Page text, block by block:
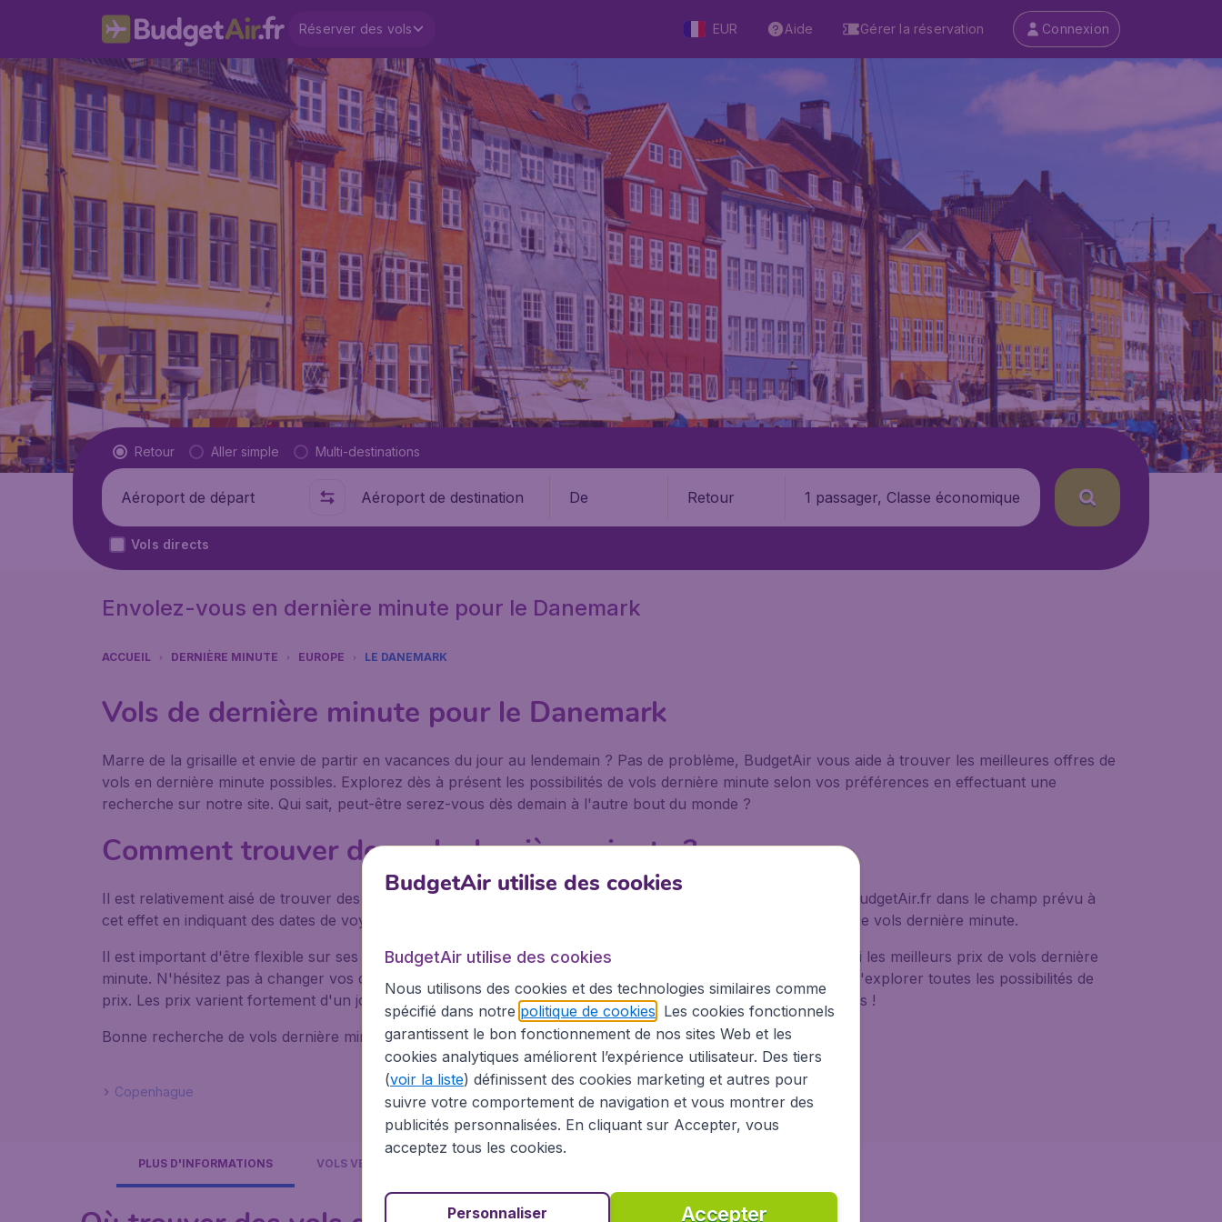
Réserver des vols EUR Aide Gérer la réservation Connexion
Type de vol
Retour Aller simple Multi-destinations
Départ de Où De Retour 1 passager, Classe économique
Vols directs
Envolez-vous en dernière minute pour le Danemark
ACCUEIL DERNIÈRE MINUTE EUROPE LE DANEMARK
Vols de dernière minute pour le Danemark
Marre de la grisaille et envie de partir en vacances du jour au lendemain ? Pas de problème, BudgetAir vous aide à trouver les meilleures offres de
vols en dernière minute possibles. Explorez dès à présent les possibilités de vols dernière minute selon vos préférences en effectuant une
recherche sur notre site. Qui sait, peut-être serez-vous dès demain à l'autre bout du monde ?
Comment trouver des vols dernière minute ?
Il est relativement aisé de trouver des vols dernière minute pour le Danemark. Effectuez une recherche sur BudgetAir.fr dans le champ prévu à
cet effet en indiquant des dates de voyages dans les 30 jours à venir. Vous verrez ainsi apparaître des offres de vols dernière minute.
Il est important d'être flexible sur ses dates de voyage, voire sur son aéroport de départ afin de trouver parmi les meilleurs prix de vols dernière
minute. N'hésitez pas à changer vos dates de voyage de +/- 3 jours et d'effectuer plusieurs recherches afin d'explorer toutes les possibilités de
prix. Les prix varient fortement d'un jour à l'autre et les bonnes surprises se trouvent souvent à quelques clics !
Bonne recherche de vols dernière minute !
Copenhague
PLUS D'INFORMATIONS VOLS VERS
BudgetAir utilise des cookies
BudgetAir utilise des cookies
Nous utilisons des cookies et des technologies similaires comme
spécifié dans notre politique de cookies . Les cookies fonctionnels
garantissent le bon fonctionnement de nos sites Web et les
cookies analytiques améliorent l’expérience utilisateur. Des tiers
(voir la liste) définissent des cookies marketing et autres pour
suivre votre comportement de navigation et vous montrer des
publicités personnalisées. En cliquant sur Accepter, vous
acceptez tous les cookies.
Accepter
Personnaliser